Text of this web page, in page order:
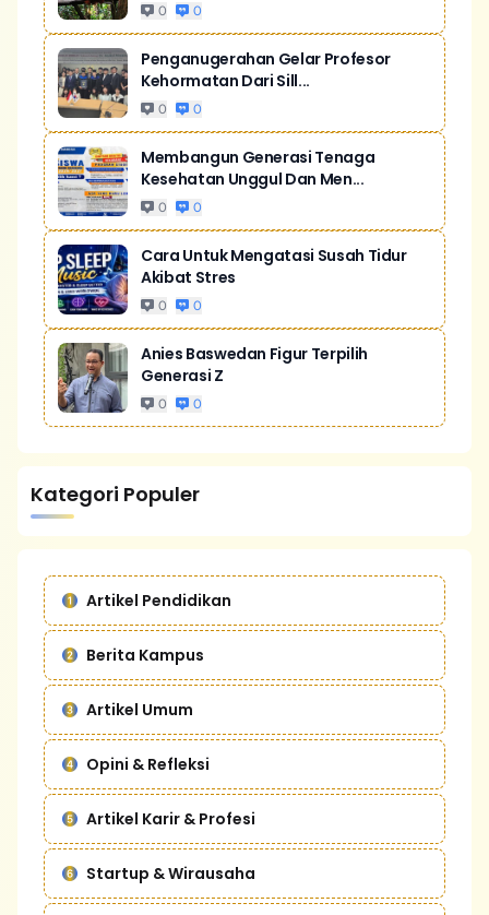
0 0
Penganugerahan Gelar Profesor
Kehormatan Dari Sill...
0 0
Membangun Generasi Tenaga
Kesehatan Unggul Dan Men...
0 0
Cara Untuk Mengatasi Susah Tidur
Akibat Stres
0 0
Anies Baswedan Figur Terpilih
Generasi Z
0 0
Kategori Populer
Artikel Pendidikan
Berita Kampus
Artikel Umum
Opini & Refleksi
Artikel Karir & Profesi
Startup & Wirausaha